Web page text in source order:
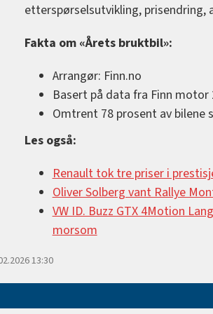
etterspørselsutvikling, prisendring,
Fakta om «Årets bruktbil»:
Arrangør: Finn.no
Basert på data fra Finn motor
Omtrent 78 prosent av bilene
Les også:
Renault tok tre priser i
Oliver Solberg vant Rallye
VW ID. Buzz GTX 4Motion
morsom
13:30